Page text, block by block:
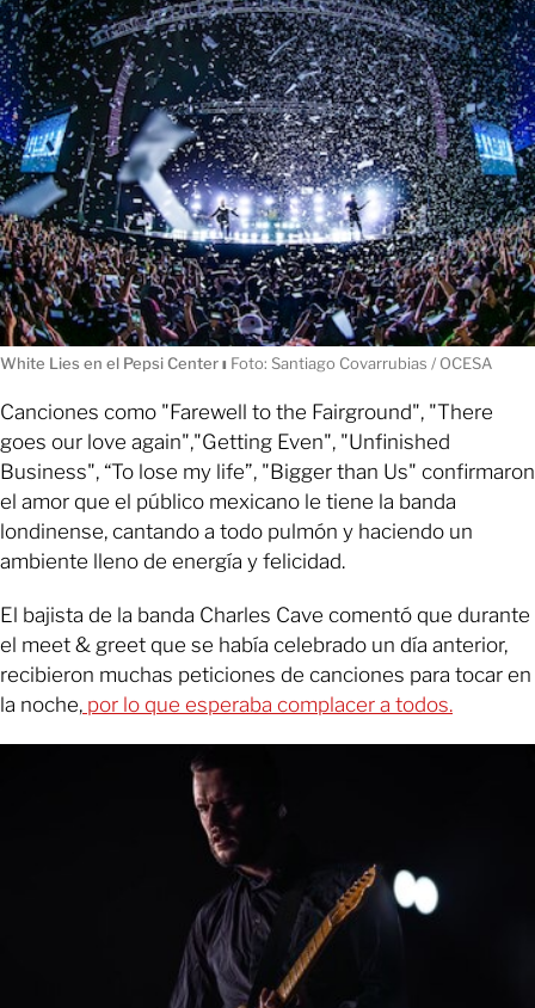
White Lies en el Pepsi Centerı Foto: Santiago Covarrubias / OCESA
Canciones como "Farewell to the Fairground", "There
goes our love again","Getting Even", "Unfinished
Business", “To lose my life”, "Bigger than Us" confirmaron
el amor que el público mexicano le tiene la banda
londinense, cantando a todo pulmón y haciendo un
ambiente lleno de energía y felicidad.
El bajista de la banda Charles Cave comentó que durante
el meet & greet que se había celebrado un día anterior,
recibieron muchas peticiones de canciones para tocar en
la noche, por lo que esperaba complacer a todos.